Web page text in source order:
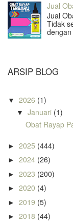
Jual
Jual
Tidak
ARSIP BLOG
▼ 2026 (1)
▼ Januari (1)
Obat Rayap
► 2025 (444)
► 2024 (26)
► 2023 (200)
► 2020 (4)
► 2019 (5)
► 2018 (44)